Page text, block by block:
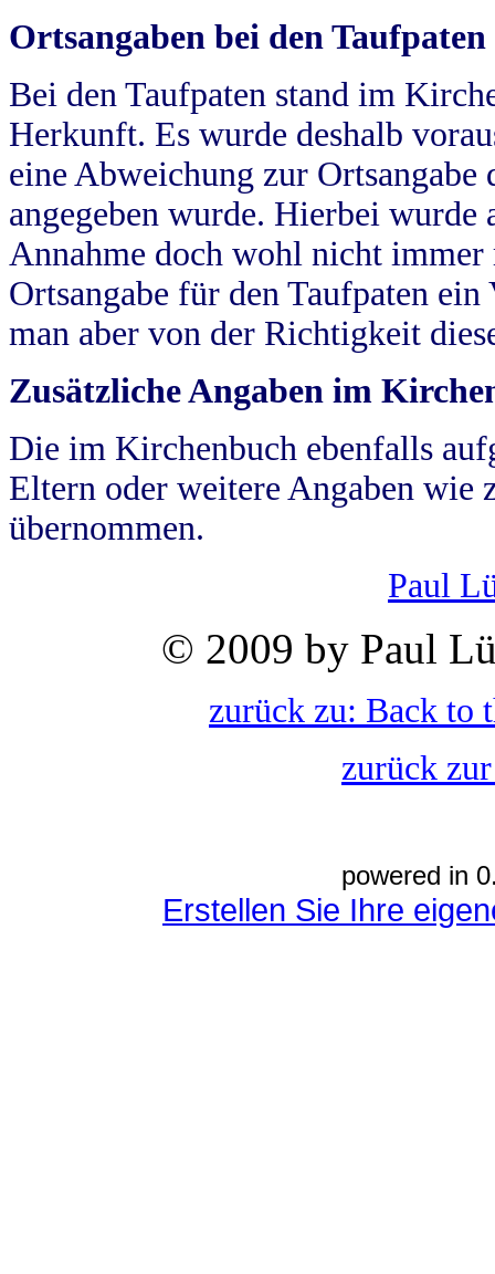
Ortsangaben bei den Taufpaten
Bei den Taufpaten stand im
Herkunft. Es wurde deshalb
eine Abweichung zur
angegeben wurde. Hierbei wurde
Annahme doch wohl nicht
Ortsangabe für den Taufpaten
man aber von der Richtigkeit
Zusätzliche Angaben im
Die im Kirchenbuch ebenfalls
Eltern oder weitere Angaben wie
übernommen.
Paul
© 2009 by Paul
zurück zu: Back to
zurück
powered in
Erstellen Sie Ihre